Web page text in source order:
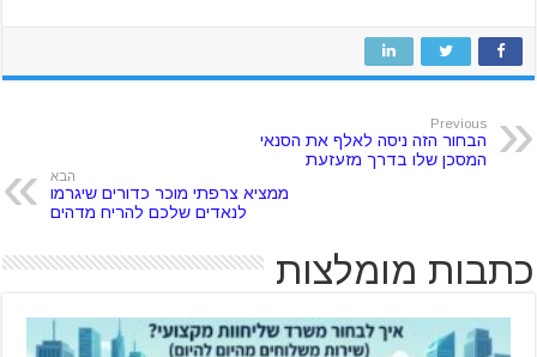
Previous
הבחור הזה ניסה לאלף את הסנאי
המסכן שלו בדרך מזעזעת
הבא
ממציא צרפתי מוכר כדורים שיגרמו
לנאדים שלכם להריח מדהים
כתבות מומלצות